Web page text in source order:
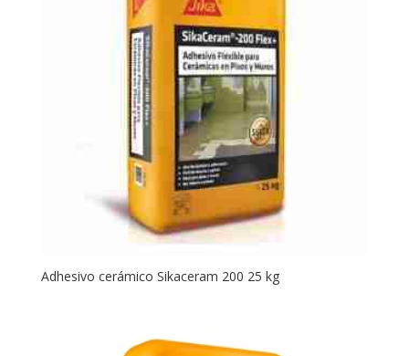
Adhesivo cerámico Sikaceram 200 25 kg